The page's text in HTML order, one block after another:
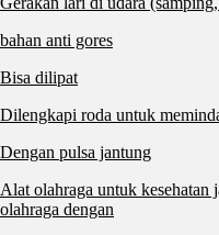
bahan anti gores
Bisa dilipat
Dilengkapi roda untuk
Dengan pulsa jantung
Alat olahraga untuk kesehatan
olahraga dengan